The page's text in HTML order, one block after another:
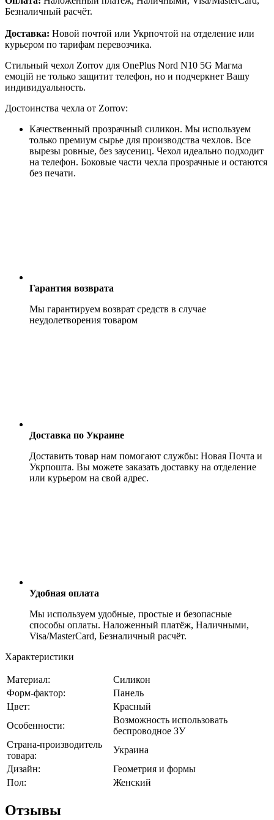
Безналичный расчёт.
Доставка: Новой почтой или Укрпочтой на отделение или
курьером по тарифам перевозчика.
Стильный чехол Zorrov для OnePlus Nord N10 5G Магма
емоцій не только защитит телефон, но и подчеркнет Вашу
индивидуальность.
Достоинства чехла от Zorrov:
Качественный прозрачный силикон. Мы используем
только премиум сырье для производства чехлов. Все
вырезы ровные, без заусениц. Чехол идеально подходит
на телефон. Боковые части чехла прозрачные и остаются
без печати.
Гарантия возврата
Мы гарантируем возврат средств в случае
неудолетворения товаром
Доставка по Украине
Доставить товар нам помогают службы: Новая Почта и
Укрпошта. Вы можете заказать доставку на отделение
или курьером на свой адрес.
Удобная оплата
Мы используем удобные, простые и безопасные
способы оплаты. Наложенный платёж, Наличными,
Visa/MasterCard, Безналичный расчёт.
Характеристики
Материал:
Силикон
Форм-фактор:
Панель
Цвет:
Красный
Особенности:
Возможность использовать
беспроводное ЗУ
Страна-производитель
товара:
Украина
Дизайн:
Геометрия и формы
Пол:
Женский
Отзывы